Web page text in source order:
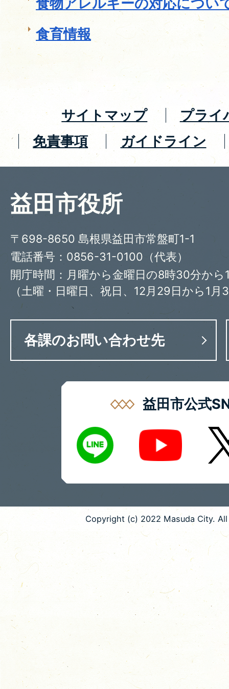
食物アレルギーの対応につい
食育情報
サイトマップ
プライ
免責事項
ガイドライン
益田市役所
〒698-8650 島根県益田市常盤町1-1
電話番号：0856-31-0100（代表）
開庁時間：月曜から金曜日の8時30分から
（土曜・日曜日、祝日、12月29日から1月
各課のお問い合わせ先
益田市公式
LINE
Youtube X
Copyright (c) 2022 Masuda City.